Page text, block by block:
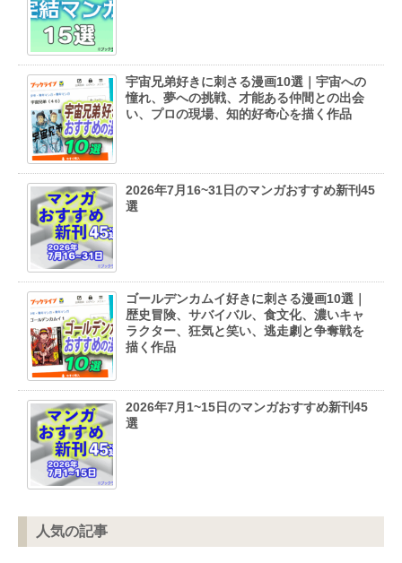
宇宙兄弟好きに刺さる漫画10選｜宇宙への
憧れ、夢への挑戦、才能ある仲間との出会
い、プロの現場、知的好奇心を描く作品
2026年7月16~31日のマンガおすすめ新刊45
選
ゴールデンカムイ好きに刺さる漫画10選｜
歴史冒険、サバイバル、食文化、濃いキャ
ラクター、狂気と笑い、逃走劇と争奪戦を
描く作品
2026年7月1~15日のマンガおすすめ新刊45
選
人気の記事